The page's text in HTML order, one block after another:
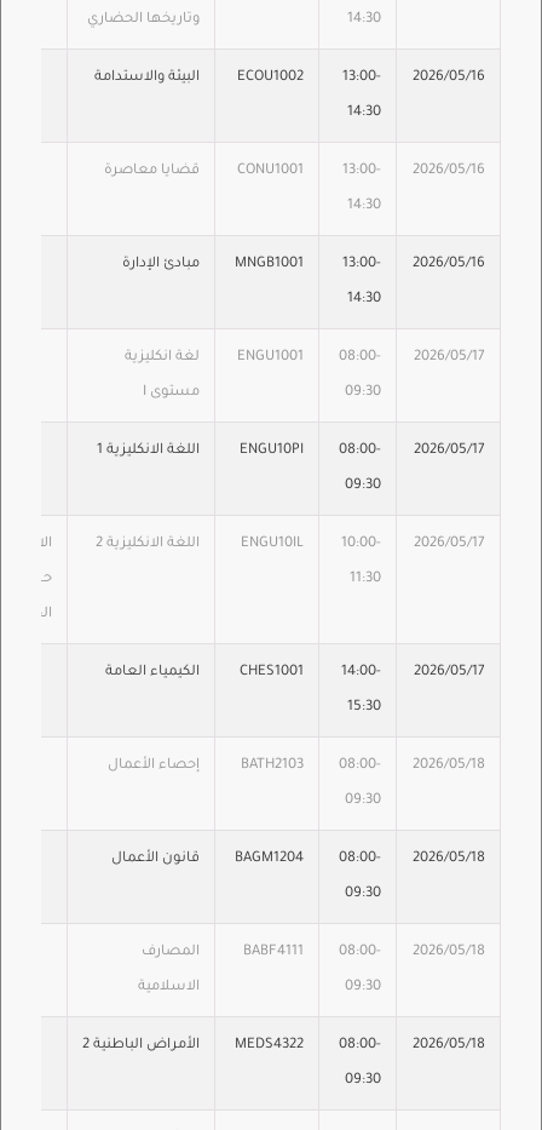
14:30 وتاريخها الحضاري
2026/05/16
13:00-
14:30
ECOU1002 البيئة والاستدامة
2026/05/16
13:00-
14:30
CONU1001 قضايا معاصرة
2026/05/16
13:00-
14:30
MNGB1001 مبادئ الإدارة
2026/05/17
08:00-
09:30
ENGU1001 لغة انكليزية
مستوى I
2026/05/17
08:00-
09:30
ENGU10PI اللغة الانكليزية 1
2026/05/17
10:00-
11:30
ENGU10IL اللغة الانكليزية 2
حسب
الجامعة
2026/05/17
14:00-
15:30
CHES1001 الكيمياء العامة
2026/05/18
08:00-
09:30
BATH2103 إحصاء الأعمال
2026/05/18
08:00-
09:30
BAGM1204 قانون الأعمال
2026/05/18
08:00-
09:30
BABF4111 المصارف
الاسلامية
2026/05/18
08:00-
09:30
MEDS4322 الأمراض الباطنية 2